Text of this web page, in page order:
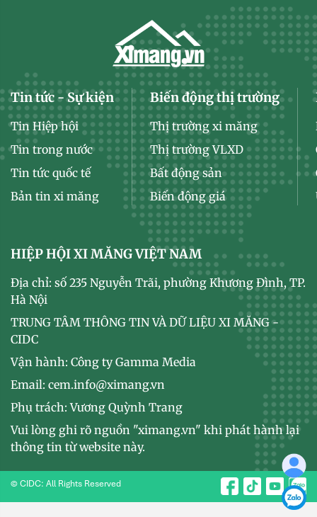
Tin tức - Sự kiện
Tin Hiệp hội
Tin trong nước
Tin tức quốc tế
Bản tin xi măng
Biến động thị trường
Thị trường xi măng
Thị trường VLXD
Bất động sản
Biến động giá
HIỆP HỘI XI MĂNG VIỆT NAM
Địa chỉ: số 235 Nguyễn Trãi, phường Khương Đình, TP.
Hà Nội
TRUNG TÂM THÔNG TIN VÀ DỮ LIỆU XI MĂNG -
CIDC
Vận hành: Công ty Gamma Media
Email: cem.info@ximang.vn
Phụ trách: Vương Quỳnh Trang
Vui lòng ghi rõ nguồn "ximang.vn" khi phát hành lại
thông tin từ website này.
© CIDC: All Rights Reserved